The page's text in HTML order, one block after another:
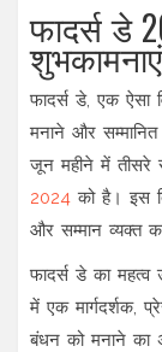
फादर्स डे
शुभकामनाएं
फादर्स डे, एक ऐसा
मनाने और
जून महीने में तीसरे
2024 को है। इस
और सम्मान व्यक्त
फादर्स डे का महत्व
में एक मार्गदर्शक,
बंधन को मनाने का